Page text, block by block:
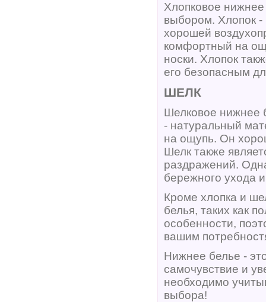
Хлопковое
выбором. Хлопок -
хорошей
комфортный на
носки. Хлопок
его безопасным
ШЕЛК
Шелковое нижнее
- натуральный
на ощупь. Он
Шелк также
раздражений.
бережного ухода
Кроме хлопка и
белья, таких как
особенности,
вашим
Нижнее белье -
самочувствие и
необходимо
выбора!